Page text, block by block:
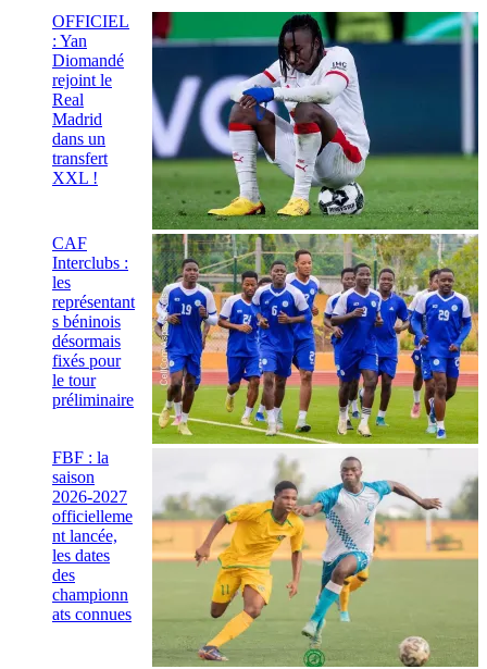
OFFICIEL
: Yan
Diomandé
rejoint le
Real
Madrid
dans un
transfert
XXL !
CAF
Interclubs :
les
représentant
s béninois
désormais
fixés pour
le tour
préliminaire
FBF : la
saison
2026-2027
officielleme
nt lancée,
les dates
des
championn
ats connues